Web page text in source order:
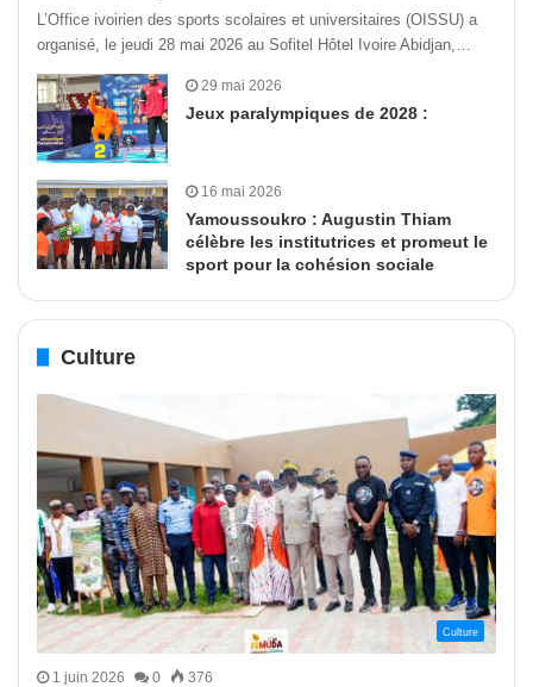
L’Office ivoirien des sports scolaires et universitaires (OISSU) a
organisé, le jeudi 28 mai 2026 au Sofitel Hôtel Ivoire Abidjan,…
29 mai 2026
Jeux paralympiques de 2028 :
16 mai 2026
Yamoussoukro : Augustin Thiam
célèbre les institutrices et promeut le
sport pour la cohésion sociale
Culture
Culture
1 juin 2026 0 376